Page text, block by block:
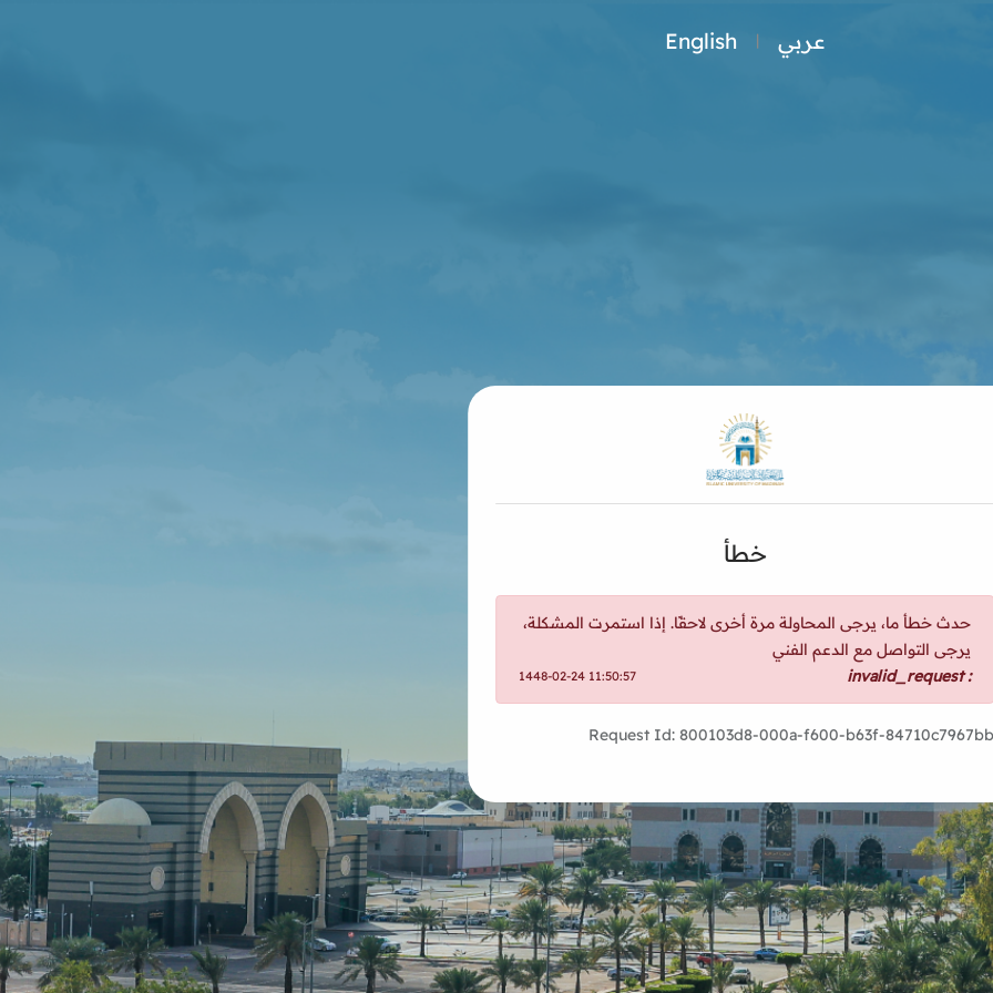
عربي |
English
خطأ
حدث خطأ ما، يرجى المحاولة مرة أخرى لاحقًا. إذا استمرت المشكلة،
يرجى التواصل مع الدعم الفني
: invalid_request
1448-02-24 11:50:57
Request Id: 800103d8-000a-f600-b63f-84710c7967bb